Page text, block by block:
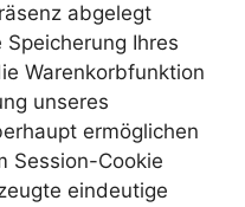
abgelegt
Ihres
Warenkorbfunktion
unseres
ermöglichen
Session-Cookie
eindeutige